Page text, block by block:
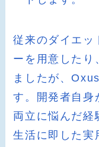
従来のダイエッ
ーを用意したり
ましたが、
す。開発者自身
両立に悩んだ経
生活に即した実